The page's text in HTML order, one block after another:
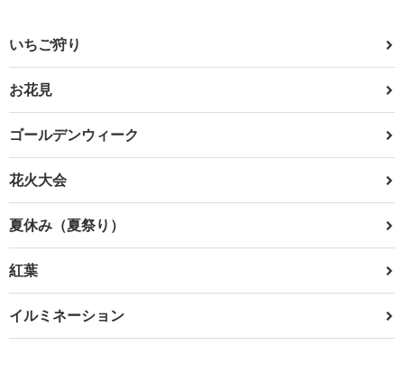
いちご狩り
お花見
ゴールデンウィーク
花火大会
夏休み（夏祭り）
紅葉
イルミネーション